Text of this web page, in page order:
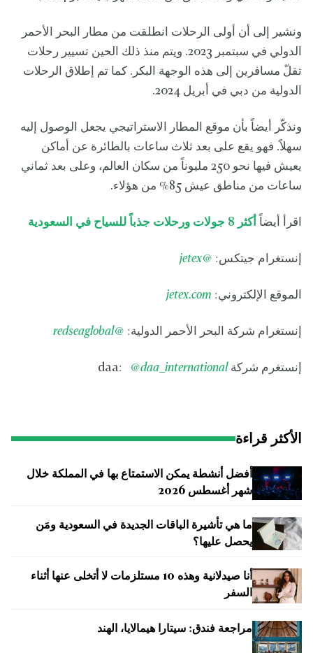
ونشير إلى أن أولى الرحلات انطلقت من مطار البحر الأحمر
الدولي في سبتمبر 2023. ويتم منذ ذلك الحين تسيير رحلات
تقلّ مسافرين إلى هذه الوجهة البكر. كما تم إطلاق الرحلات
الدولية من دبي في أبريل 2024.
ونذكّر أيضاً بأن موقع المطار الاستراتيجي يجعل الوصول إليه
سهلاً. فهو يقع على بعد ثلاث ساعات بالطائرة عن أماكن
يعيش فيها نحو 250 مليوناً من سكان العالم، وعلى بعد ثماني
ساعات من مناطق عيش 85% من هؤلاء.
اقرأ أيضاً أكثر 8 جولات ورحلات جذباً للسياح في السعودية
إنستغرام جيتكس: @jetex
الموقع الإلكتروني: jetex.com
إنستغرام شركة البحر الأحمر الدولية: @redseaglobal
إنستغرم شركة daa:@daa_international
الأكثر قراءة
أفضل أنشطة يمكن الاستمتاع بها في المملكة خلال
شهر أغسطس 2026
ما هي تأشيرة الباقات الجديدة في السعودية ومَن
يحصل عليها؟
أنا صيدلانية وهذه 10 مستلزمات لا أتخلى عنها أثناء
السفر
مراجعة فندق: سيتارا هيمالايا، الهند